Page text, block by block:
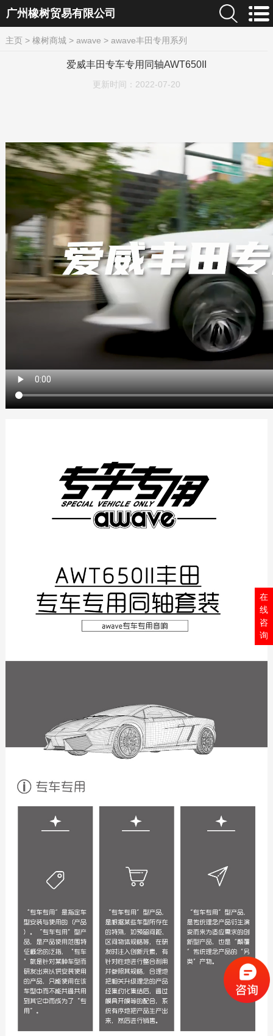
广州橡树贸易有限公司
主页> 橡树商城 > awave > awave丰田专用系列
爱威丰田专车专用同轴AWT650II
更新时间： 2022-07-20
在
线
咨
询